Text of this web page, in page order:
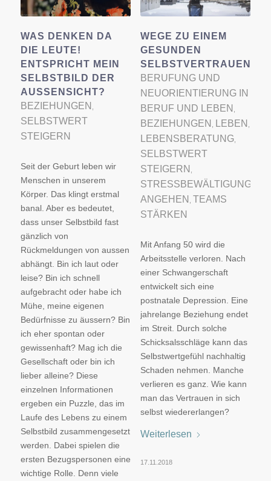
WAS DENKEN DA
DIE LEUTE!
ENTSPRICHT MEIN
SELBSTBILD DER
AUSSENSICHT?
BEZIEHUNGEN
SELBSTWERT
STEIGERN
Seit der Geburt leben wir
Menschen in unserem
Körper. Das klingt erstmal
banal. Aber es bedeutet,
dass unser Selbstbild fast
gänzlich von
Rückmeldungen von aussen
abhängt. Bin ich laut oder
leise? Bin ich schnell
aufgebracht oder habe ich
Mühe, meine eigenen
Bedürfnisse zu äussern? Bin
ich eher spontan oder
gewissenhaft? Mag ich die
Gesellschaft oder bin ich
lieber alleine? Diese
einzelnen Informationen
ergeben ein Puzzle, das im
Laufe des Lebens zu einem
Selbstbild zusammengesetzt
werden. Dabei spielen die
ersten Bezugspersonen eine
wichtige Rolle. Denn viele
WEGE ZU EINEM
GESUNDEN
SELBSTVERTRAUEN
BERUFUNG UND
NEUORIENTIERUNG IN
BERUF UND LEBEN
BEZIEHUNGEN LEBEN
LEBENSBERATUNG,
SELBSTWERT
STEIGERN
STRESSBEWÄLTIGUNG
ANGEHEN TEAMS
STÄRKEN
Mit Anfang 50 wird die
Arbeitsstelle verloren. Nach
einer Schwangerschaft
entwickelt sich eine
postnatale Depression. Eine
jahrelange Beziehung endet
im Streit. Durch solche
Schicksalsschläge kann das
Selbstwertgefühl nachhaltig
Schaden nehmen. Manche
verlieren es ganz. Wie kann
man das Vertrauen in sich
selbst wiedererlangen?
Weiterlesen
17.11.2018